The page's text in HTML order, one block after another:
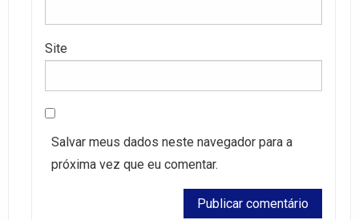
Site
Salvar meus dados neste navegador para a
próxima vez que eu comentar.